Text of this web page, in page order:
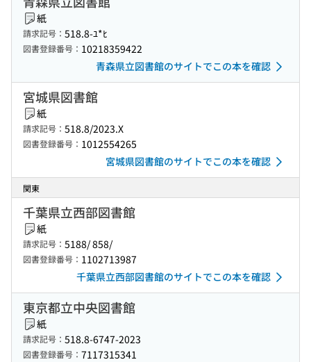
紙
請求記号： 518.8-ﾕ*ﾋ
図書登録番号： 10218359422
青森県立図書館のサイトでこの本を確認
宮城県図書館
紙
請求記号： 518.8/2023.X
図書登録番号： 1012554265
宮城県図書館のサイトでこの本を確認
関東
千葉県立西部図書館
紙
請求記号： 5188/ 858/
図書登録番号： 1102713987
千葉県立西部図書館のサイトでこの本を確認
東京都立中央図書館
紙
請求記号： 518.8-6747-2023
図書登録番号： 7117315341